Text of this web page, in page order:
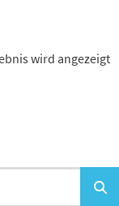
wird angezeigt